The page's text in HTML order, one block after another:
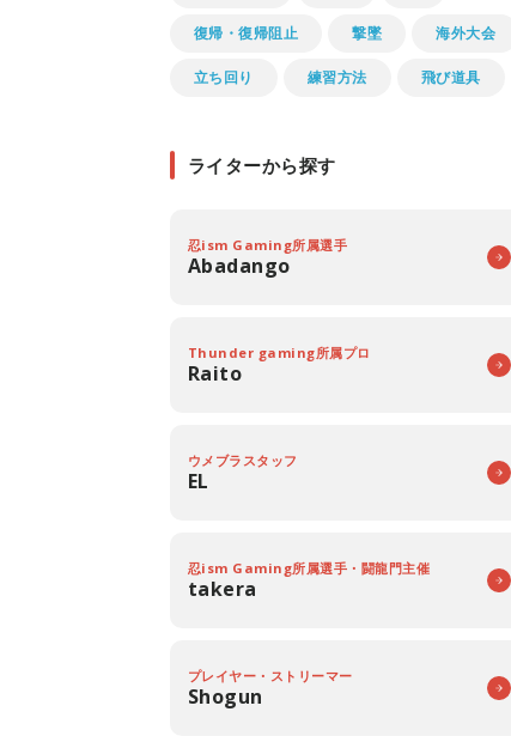
復帰・復帰阻止 撃墜 海外大会
立ち回り 練習方法 飛び道具
ライターから探す
忍ism Gaming所属選手
Abadango
Thunder gaming所属プロ
Raito
ウメブラスタッフ
EL
忍ism Gaming所属選手・闘龍門主催
takera
プレイヤー・ストリーマー
Shogun